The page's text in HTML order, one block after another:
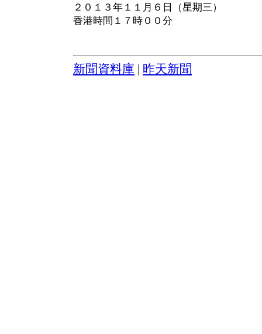
２０１３年１１月６日（星期三）
香港時間１７時００分
新聞資料庫 昨天新聞